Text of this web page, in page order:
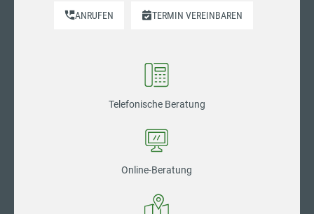
ANRUFEN TERMIN VEREINBAREN
Telefonische Beratung
Online-Beratung